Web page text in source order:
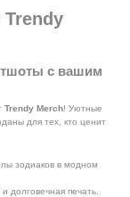
Trendy
с вашим
Trendy Merch! Уютные
для тех, кто ценит
зодиаков в модном
долговечная печать.